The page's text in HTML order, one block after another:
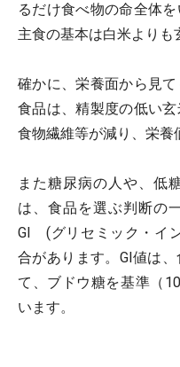
るだけ食べ物の命全体
主食の基本は白米よりも
確かに、栄養面から見
食品は、精製度の低い玄
食物繊維等が減り、栄養
また糖尿病の人や、低
は、食品を選ぶ判断の
GI (グリセミック・イ
合があります。GI値は
て、ブドウ糖を基準（
います。